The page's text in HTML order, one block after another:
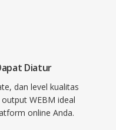
Diatur
dan level kualitas
WEBM ideal
online Anda.